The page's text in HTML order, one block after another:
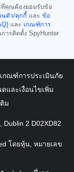
ที่คุณต้องยอมรับข้อ
นตัว/คุกกี้ และ ข้อ
และ เกณฑ์การ
ารติดตั้ง SpyHunter
เกณฑ์การประเมินภัย
และเงื่อนไขเพิ่ม
ม
2 D02XD82
โดยหุ้น, หมายเลข